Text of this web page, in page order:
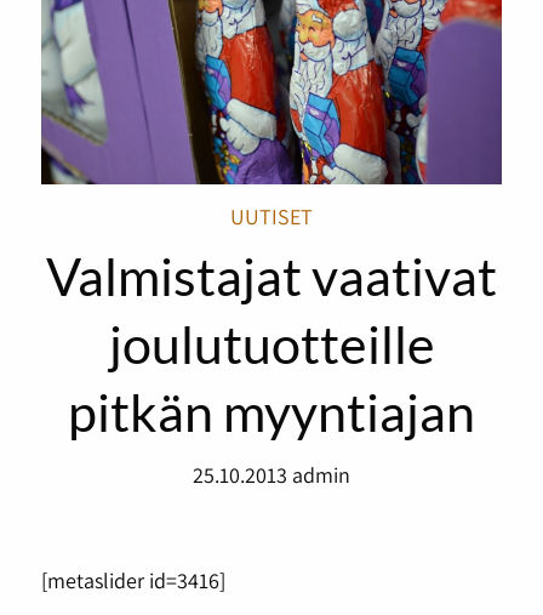
UUTISET
Valmistajat vaativat
joulutuotteille
pitkän myyntiajan
25.10.2013 admin
[metaslider id=3416]